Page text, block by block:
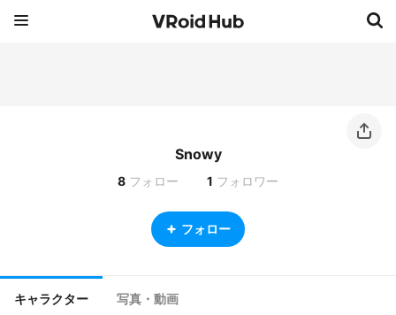
Snowy
8 フォロー 1 フォロワー
フォロー
キャラクター 写真・動画